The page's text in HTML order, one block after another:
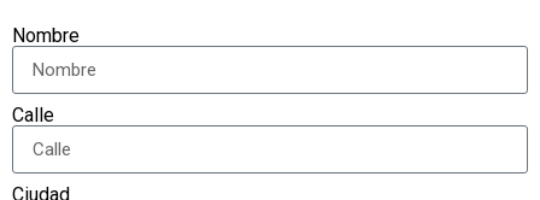
Nombre
Calle
Ciudad